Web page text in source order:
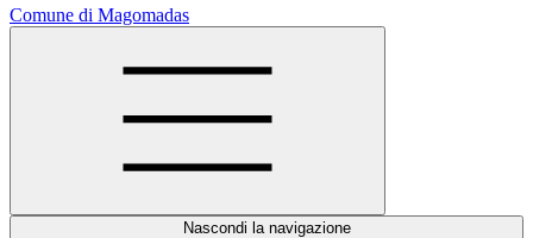
Comune di Magomadas
Nascondi la navigazione